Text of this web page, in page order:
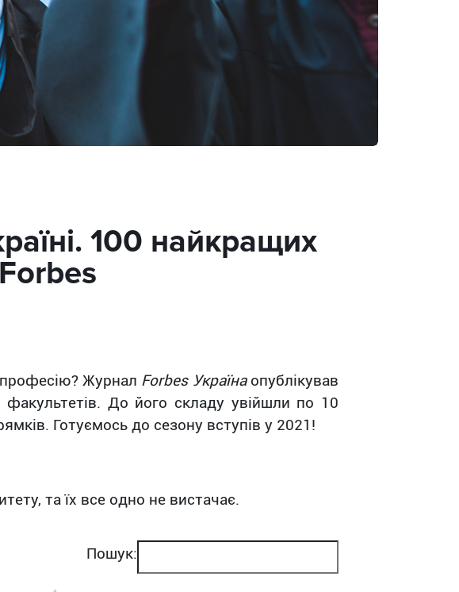
100 найкращих
професію? Журнал Forbes Українаопублікував
До його складу увійшли по 10
Готуємось до сезону вступів у 2021!
та їх все одно не вистачає.
Пошук: